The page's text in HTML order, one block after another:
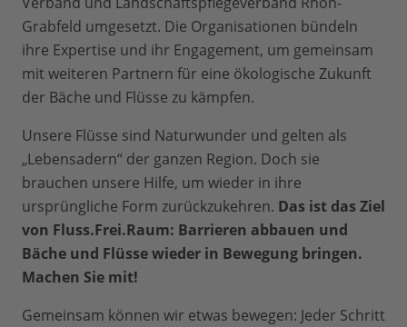
Grabfeld umgesetzt. Die Organisationen bündeln
ihre Expertise und ihr Engagement, um gemeinsam
mit weiteren Partnern für eine ökologische Zukunft
der Bäche und Flüsse zu kämpfen.
Unsere Flüsse sind Naturwunder und gelten als
„Lebensadern“ der ganzen Region. Doch sie
brauchen unsere Hilfe, um wieder in ihre
ursprüngliche Form zurückzukehren. Das ist das Ziel
von Fluss.Frei.Raum: Barrieren abbauen und
Bäche und Flüsse wieder in Bewegung bringen.
Machen Sie mit!
Gemeinsam können wir etwas bewegen: Jeder Schritt